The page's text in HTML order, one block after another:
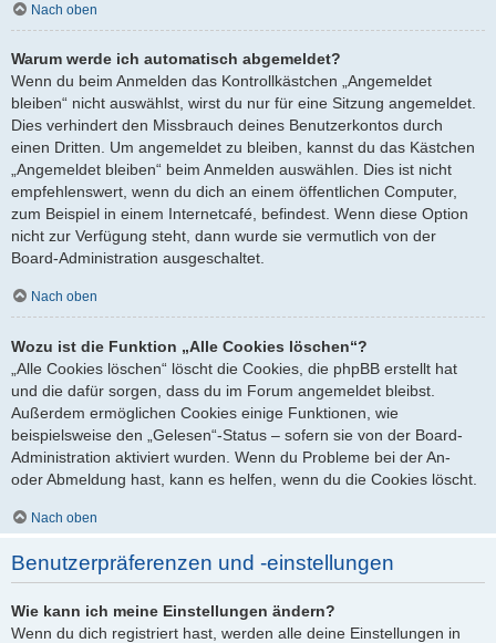
Nach oben
Warum werde ich automatisch abgemeldet?
Wenn du beim Anmelden das Kontrollkästchen „Angemeldet
bleiben“ nicht auswählst, wirst du nur für eine Sitzung angemeldet.
Dies verhindert den Missbrauch deines Benutzerkontos durch
einen Dritten. Um angemeldet zu bleiben, kannst du das Kästchen
„Angemeldet bleiben“ beim Anmelden auswählen. Dies ist nicht
empfehlenswert, wenn du dich an einem öffentlichen Computer,
zum Beispiel in einem Internetcafé, befindest. Wenn diese Option
nicht zur Verfügung steht, dann wurde sie vermutlich von der
Board-Administration ausgeschaltet.
Nach oben
Wozu ist die Funktion „Alle Cookies löschen“?
„Alle Cookies löschen“ löscht die Cookies, die phpBB erstellt hat
und die dafür sorgen, dass du im Forum angemeldet bleibst.
Außerdem ermöglichen Cookies einige Funktionen, wie
beispielsweise den „Gelesen“-Status – sofern sie von der Board-
Administration aktiviert wurden. Wenn du Probleme bei der An-
oder Abmeldung hast, kann es helfen, wenn du die Cookies löscht.
Nach oben
Benutzerpräferenzen und -einstellungen
Wie kann ich meine Einstellungen ändern?
Wenn du dich registriert hast, werden alle deine Einstellungen in